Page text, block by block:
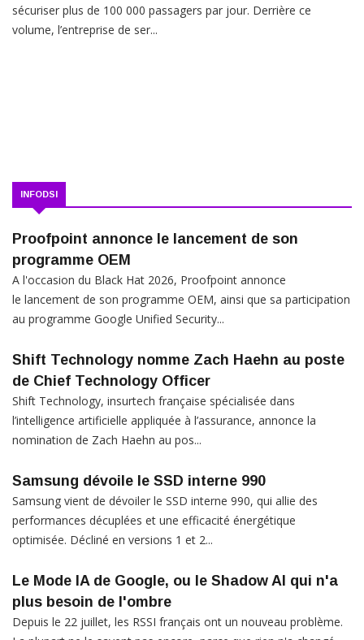
sécuriser plus de 100 000 passagers par jour. Derrière ce
volume, l’entreprise de ser...
INFODSI
Proofpoint annonce le lancement de son
programme OEM
A l'occasion du Black Hat 2026, Proofpoint annonce
le lancement de son programme OEM, ainsi que sa participation
au programme Google Unified Security...
Shift Technology nomme Zach Haehn au poste
de Chief Technology Officer
Shift Technology, insurtech française spécialisée dans
l’intelligence artificielle appliquée à l’assurance, annonce la
nomination de Zach Haehn au pos...
Samsung dévoile le SSD interne 990
Samsung vient de dévoiler le SSD interne 990, qui allie des
performances décuplées et une efficacité énergétique
optimisée. Décliné en versions 1 et 2...
Le Mode IA de Google, ou le Shadow AI qui n'a
plus besoin de l'ombre
Depuis le 22 juillet, les RSSI français ont un nouveau problème.